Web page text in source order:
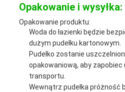
Opakowanie i wysyłka:
Opakowanie produktu:
Woda do łazienki będzie
dużym pudełku kartonowym.
Pudełko zostanie
opakowaniową, aby
transportu.
Wewnątrz pudełka próżność